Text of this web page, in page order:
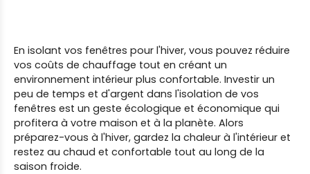
En isolant vos fenêtres pour l'hiver, vous pouvez réduire
vos coûts de chauffage tout en créant un
environnement intérieur plus confortable. Investir un
peu de temps et d'argent dans l'isolation de vos
fenêtres est un geste écologique et économique qui
profitera à votre maison et à la planète. Alors
préparez-vous à l'hiver, gardez la chaleur à l'intérieur et
restez au chaud et confortable tout au long de la
saison froide.